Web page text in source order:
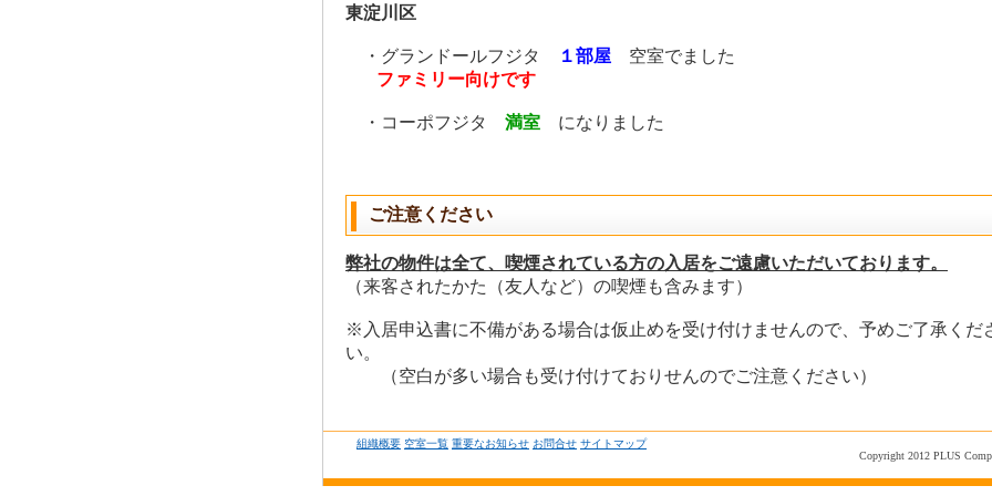
東淀川区
・グランドールフジタ １部屋
空室でました
ファミリー向けです
・コーポフジタ 満室 になりました
ご注意ください
弊社の物件は全て、喫煙されている方の入居をご遠慮いただいております。
（来客されたかた（友人など）の喫煙も含みます）
※入居申込書に不備がある場合は仮止めを受け付けませんので、予めご了承くだ
い
（空白が多い場合も受け付けておりせんのでご注意ください）
組織概要 空室一覧 重要なお知らせ お問合せ サイトマップ
Copyright 2012 PLUS